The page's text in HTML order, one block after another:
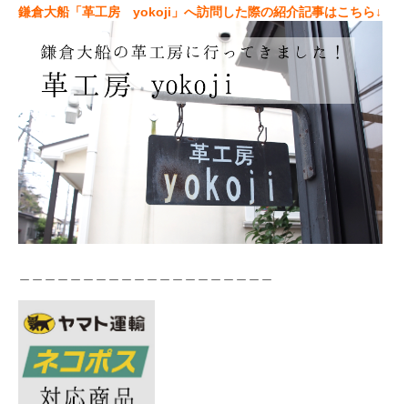
鎌倉大船「革工房 yokoji」へ訪問した際の紹介記事はこちら↓